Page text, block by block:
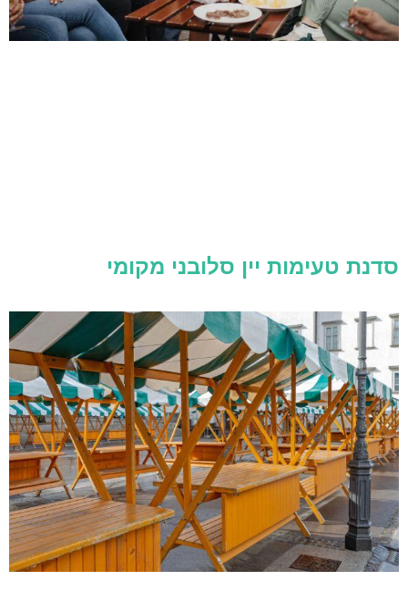
סדנת טעימות יין סלובני מקומי